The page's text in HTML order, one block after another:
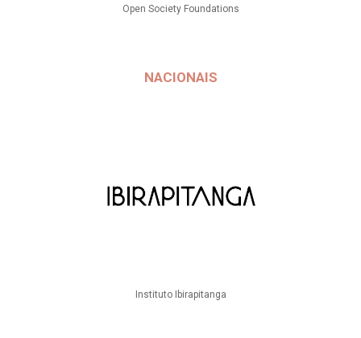
Open Society Foundations
NACIONAIS
Instituto Ibirapitanga